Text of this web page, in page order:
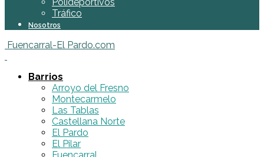
Tráfico
Nosotros
Fuencarral-El Pardo.com
Barrios
Arroyo del Fresno
Montecarmelo
Las Tablas
Castellana Norte
El Pardo
El Pilar